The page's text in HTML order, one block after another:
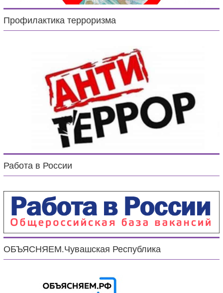
Профилактика терроризма
Работа в России
ОБЪЯСНЯЕМ.Чувашская Республика